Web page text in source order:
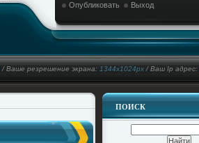
Опубликовать
Выход
/ Ваше резрешение экрана: 1344x1024px / Ваш Ip адрес:
ПОИСК